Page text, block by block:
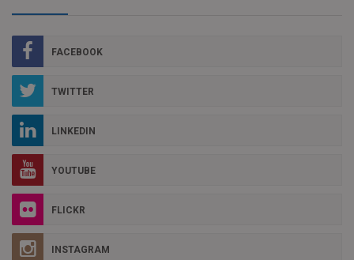
FACEBOOK
TWITTER
LINKEDIN
YOUTUBE
FLICKR
INSTAGRAM